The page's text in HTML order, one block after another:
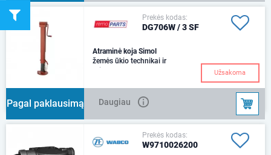
Prekės kodas:
DG706W / 3 SF
Atraminė koja Simol
žemės ūkio technikai ir
priekabomssu
plotis - 80 mmVaržto eiga - 300
Užsakoma
Pagal paklausimą Daugiau
Prekės kodas:
W9710026200